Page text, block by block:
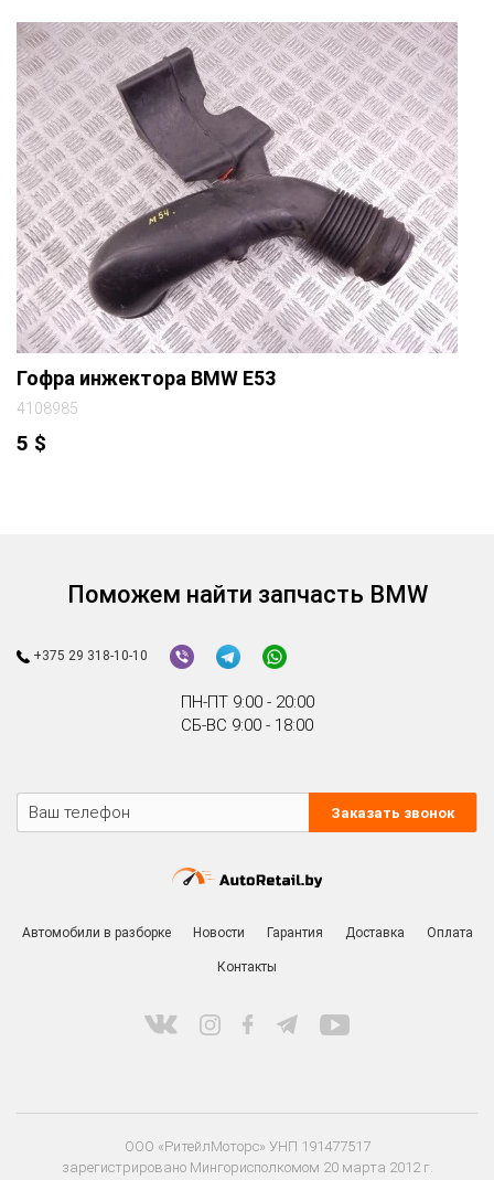
Гофра инжектора BMW E53
4108985
5 $
Поможем найти запчасть BMW
+375 29 318-10-10
ПН-ПТ 9:00 - 20:00
СБ-ВС 9:00 - 18:00
Заказать звонок
Автомобили в разборке Новости Гарантия Доставка Оплата
Контакты
ООО «РитейлМоторс» УНП 191477517
зарегистрировано Мингорисполкомом 20 марта 2012 г.